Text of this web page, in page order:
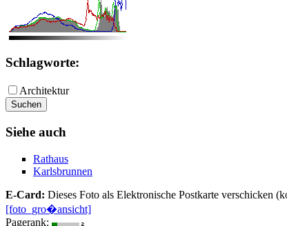
Schlagworte:
Architektur
Siehe auch
Rathaus
Karlsbrunnen
E-Card: Dieses Foto als Elektronische Postkarte verschicken
[foto_gro�ansicht]
Pagerank: